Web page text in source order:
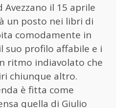
il 15 aprile
un posto nei libri di
comodamente in
suo profilo affabile e i
ritmo indiavolato che
chiunque altro.
è fitta come
quella di Giulio